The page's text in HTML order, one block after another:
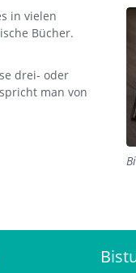
in vielen
Bücher.
drei- oder
man von